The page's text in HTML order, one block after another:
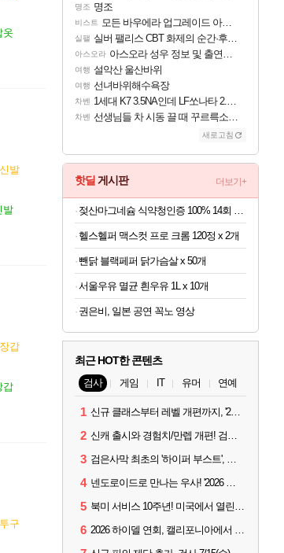
옷
발
발
갑
갑
구
명조 명조
비스트 모든 바우에라 업그레이드 아이템 획득 위치 공략 (89개)
실팰 실버 팰리스 CBT 화제의 순간·후기 모음
아스오라 아스오라 성우 정보 및 출연작 모음
여행 설악산 울산바위
여행 선녀바위해수욕장
차벤 1세대 K7 3.5NA인데 LF쏘나타 2.0NA 기변하면 유류비 절약이 얼마나 될까요..?
차벤 선생님들 차 시동 끌 때 꾸르륵소리나는데
새로고침
핫딜 게시판 더보기+
헬스헬퍼 맥스컷 프로 크롬 120정 x 2개
뺀닭 블랙페퍼 닭가슴살 x 50개
서울우유 멸균 흰우유 1L x 10개
권은비, 일본 공연 꼭노 영상
최근 HOT한 콘텐츠
검사 게임 IT 유머 연예
1 신규 클래스부터 레벨 개편까지, '2026 검은사막 하이델 연회' 총정리
2 신캐 출시와 경험치/만렙 개편! 검사 2026 하이델 연회 모아보기
3 검은사막 최초의 '하이퍼 부스트', 직접 해봤습니다
4 넨도로이드로 만나는 우사! '2026 하이델 연회' 막바지 깜짝 공개
5 북미 서비스 10주년! 미국에서 열린 '검은사막 하이델 연회'
6 2026 하이델 연회, 캘리포니아에서 개최